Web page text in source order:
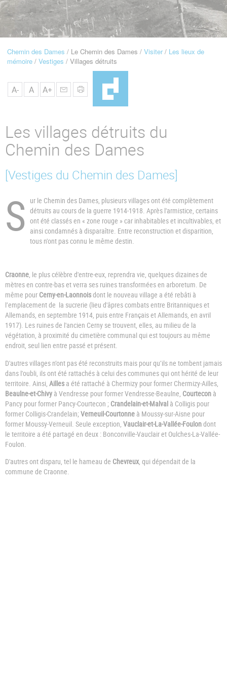
Navigation
Fil
Chemin des Dames Le Chemin des Dames Visiter
Les lieux de
mémoire
Vestiges Villages détruits
A- A A+
Les villages détruits du
Chemin des Dames
[Vestiges du Chemin des Dames]
S
ur le Chemin des Dames, plusieurs villages ont été complètement
détruits au cours de la guerre 1914-1918. Après l'armistice, certains
ont été classés en « zone rouge » car inhabitables et incultivables, et
ainsi condamnés à disparaître. Entre reconstruction et disparition,
tous n'ont pas connu le même destin.
Craonne, le plus célèbre d'entre-eux, reprendra vie, quelques dizaines de
mètres en contre-bas et verra ses ruines transformées en arboretum. De
même pour Cerny-en-Laonnoisdont le nouveau village a été rebâti à
l’emplacement de la sucrerie (lieu d'âpres combats entre Britanniques et
Allemands, en septembre 1914, puis entre Français et Allemands, en avril
1917). Les ruines de l'ancien Cerny se trouvent, elles, au milieu de la
végétation, à proximité du cimetière communal qui est toujours au même
endroit, seul lien entre passé et présent.
D'autres villages n’ont pas été reconstruits mais pour qu’ils ne tombent jamais
dans l'oubli, ils ont été rattachés à celui des communes qui ont hérité de leur
territoire. Ainsi, Ailles a été rattaché à Chermizy pour former Chermizy-Ailles,
Beaulne-et-Chivy à Vendresse pour former Vendresse-Beaulne, Courtecon à
Pancy pour former Pancy-Courtecon ; Crandelain-et-Malval à Colligis pour
former Colligis-Crandelain; Verneuil-Courtonne à Moussy-sur-Aisne pour
former Moussy-Verneuil. Seule exception, Vauclair-et-La-Vallée-Foulondont
le territoire a été partagé en deux : Bonconville-Vauclair et Oulches-La-Vallée-
Foulon.
D'autres ont disparu, tel le hameau de Chevreux, qui dépendait de la
commune de Craonne.